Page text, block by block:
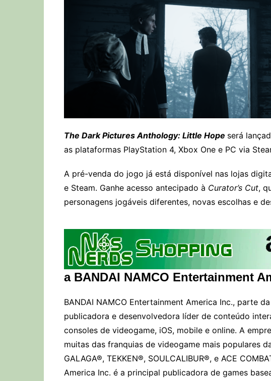
The Dark Pictures Anthology: Little Hope será
as plataformas PlayStation 4, Xbox One e PC via
A pré-venda do jogo já está disponível nas lojas
e Steam. Ganhe acesso antecipado à Curator’s Cut,
personagens jogáveis diferentes, novas escolhas e
a BANDAI NAMCO Entertainment
BANDAI NAMCO Entertainment America Inc., parte
publicadora e desenvolvedora líder de conteúdo
consoles de videogame, iOS, mobile e online. A
muitas das franquias de videogame mais populares
GALAGA®, TEKKEN®, SOULCALIBUR®, e ACE
America Inc. é a principal publicadora de games